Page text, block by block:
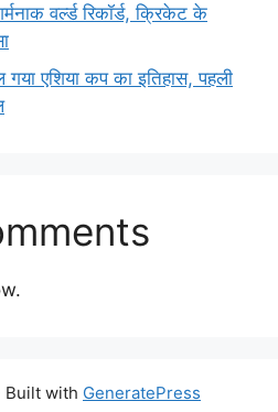
वर्ल्ड रिकॉर्ड, क्रिकेट के
एशिया कप का इतिहास, पहली
Built with GeneratePress